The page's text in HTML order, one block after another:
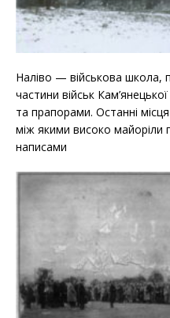
Наліво — військова школа,
частини військ
та прапорами. Останні
між якими високо майоріли
написами